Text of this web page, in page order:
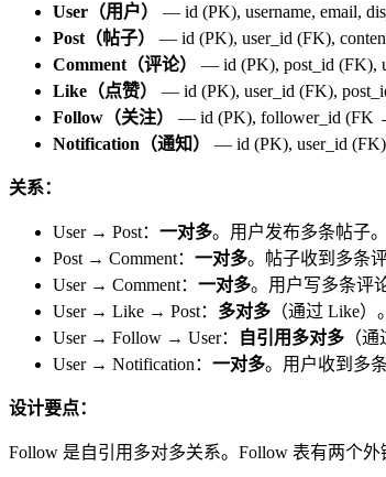
User（用户）
— id (PK), username, email,
Post（帖子）
— id (PK), user_id (FK),
Comment（评论）
— id (PK), post_id (FK),
Like（点赞）
— id (PK), user_id (FK),
Follow（关注）
— id (PK), follower_id (FK
Notification（通知）
— id (PK), user_id (FK),
关系：
User → Post： 一对多。用户发布多条帖子。
Post → Comment： 一对多。帖子收到多条评
User → Comment： 一对多。用户写多条评
User → Like → Post： 多对多 （通过 Like
User → Follow → User：
自引用多对多 （
User → Notification： 一对多。用户收到多条
设计要点：
Follow 是自引用多对多关系。Follow 表有两个